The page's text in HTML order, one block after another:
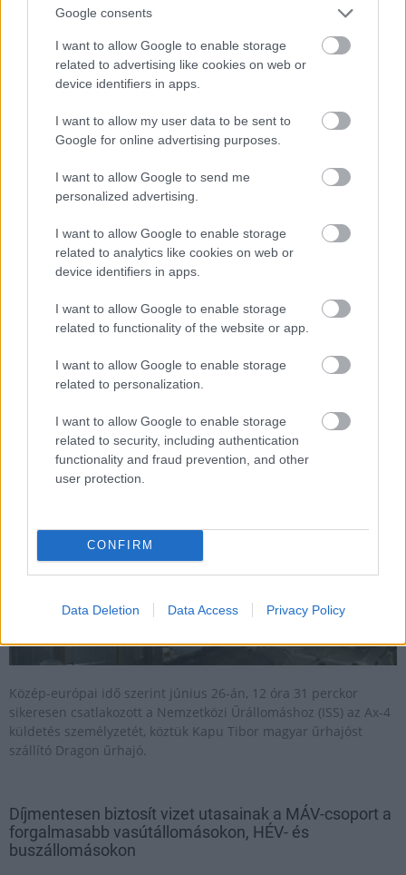
Google consents
I want to allow Google to enable storage
related to advertising like cookies on web or
device identifiers in apps.
I want to allow my user data to be sent to
Google for online advertising purposes.
I want to allow Google to send me
personalized advertising.
I want to allow Google to enable storage
related to analytics like cookies on web or
device identifiers in apps.
I want to allow Google to enable storage
related to functionality of the website or app.
I want to allow Google to enable storage
related to personalization.
I want to allow Google to enable storage
related to security, including authentication
functionality and fraud prevention, and other
user protection.
CONFIRM
Data Deletion Data Access Privacy Policy
A Svábhegyi Csillagvizsgáló érzékenyítő kampányt és pályázatot
és csökkentésére a Nemzetközi Csillagászati Unió által
meghirdetett májusi Sötét és nyugodt éjszakák elnevezésű
kezdeményezéshez kapcsolódva – tájékoztatta az intézmény
Űrállomáshoz a Dragon űrhajó Kapu Tiborral a
fedélzetén
2025.06.26
Közép-európai idő szerint június 26-án, 12 óra 31 perckor
sikeresen csatlakozott a Nemzetközi Űrállomáshoz (ISS) az Ax-4
küldetés személyzetét, köztük Kapu Tibor magyar űrhajóst
szállító Dragon űrhajó.
Díjmentesen biztosít vizet utasainak a MÁV-csoport a
forgalmasabb vasútállomásokon, HÉV- és
buszállomásokon